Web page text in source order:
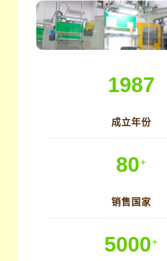
1987
成立年份
80+
销售国家
5000+